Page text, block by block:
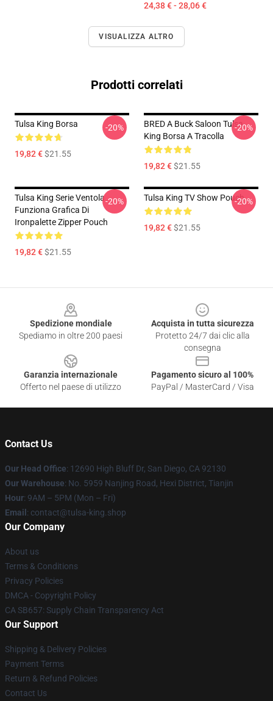
24,38 € - 28,06 €
VISUALIZZA ALTRO
Prodotti correlati
Tulsa King Borsa
19,82 €$21.55
-20%
BRED A Buck Saloon Tulsa
King Borsa A Tracolla
19,82 €$21.55
-20%
Tulsa King Serie Ventola
Funziona Grafica Di
Ironpalette Zipper Pouch
19,82 €$21.55
-20% Tulsa King TV Show Pouch
19,82 €$21.55
-20%
Spedizione mondiale
Spediamo in oltre 200 paesi
Acquista in tutta sicurezza
Protetto 24/7 dai clic alla
consegna
Garanzia internazionale
Offerto nel paese di utilizzo
Pagamento sicuro al 100%
PayPal / MasterCard / Visa
Contact Us
Our Head Office: 12690 High Bluff Dr, San Diego, CA 92130
Our Warehouse: No. 5959 Nanjing Road, Hexi District, Tianjin
Hour: 9AM – 5PM (Mon – Fri)
Email : contact@tulsa-king.shop
Our Company
About us
Terms & Conditions
Privacy Policies
DMCA - Copyright Policy
CA SB657: Supply Chain Transparency Act
Our Support
Shipping & Delivery Policies
Payment Terms
Return & Refund Policies
Contact Us